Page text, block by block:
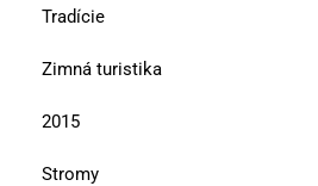
Tradície
Zimná turistika
2015
Stromy